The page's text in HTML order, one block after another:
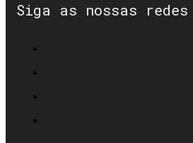
Siga as nossas redes